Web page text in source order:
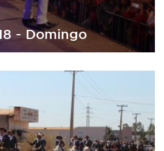
- Domingo